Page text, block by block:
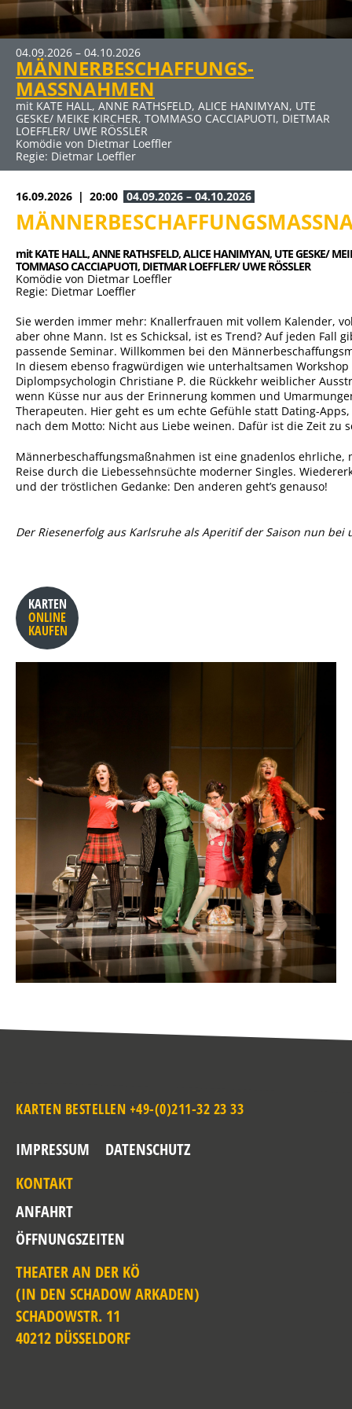
04.09.2026 – 04.10.2026
MÄNNERBESCHAFFUNGS-
MASSNAHMEN
mit KATE HALL, ANNE RATHSFELD, ALICE HANIMYAN, UTE
GESKE/ MEIKE KIRCHER, TOMMASO CACCIAPUOTI, DIETMAR
LOEFFLER/ UWE RÖSSLER
Komödie von Dietmar Loeffler
Regie: Dietmar Loeffler
27.11.2026 – 10.01.2027
ERBE GUT-ALLES GUT
mit HUGO EGON BALDER, RENÉ HEINERSDORFF u. a.
Komödie von René Heinersdorff
16.09.2026 20:00 04.09.2026 – 04.10.2026
mit KATE HALL, ANNE RATHSFELD, ALICE HANIMYAN, UTE GESKE/
TOMMASO CACCIAPUOTI, DIETMAR LOEFFLER/ UWE RÖSSLER
Komödie von Dietmar Loeffler
Regie: Dietmar Loeffler
Sie werden immer mehr: Knallerfrauen mit vollem Kalender,
aber ohne Mann. Ist es Schicksal, ist es Trend? Auf jeden Fall
passende Seminar. Willkommen bei den
In diesem ebenso fragwürdigen wie unterhaltsamen
Diplompsychologin Christiane P. die Rückkehr weiblicher
wenn Küsse nur aus der Erinnerung kommen und
Therapeuten. Hier geht es um echte Gefühle statt Dating-
nach dem Motto: Nicht aus Liebe weinen. Dafür ist die Zeit zu
Männerbeschaffungsmaßnahmen ist eine gnadenlos ehrliche,
Reise durch die Liebessehnsüchte moderner Singles.
und der tröstlichen Gedanke: Den anderen geht’s genauso!
Der Riesenerfolg aus Karlsruhe als Aperitif der Saison nun bei
KARTEN
ONLINE
KAUFEN
KARTEN BESTELLEN +49-(0)211-32 23 33
IMPRESSUM
DATENSCHUTZ
KONTAKT
ANFAHRT
ÖFFNUNGSZEITEN
THEATER AN DER KÖ
(IN DEN SCHADOW ARKADEN)
SCHADOWSTR. 11
40212 DÜSSELDORF